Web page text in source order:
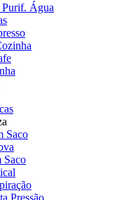
Purif. Água
Saco
Saco
Pressão